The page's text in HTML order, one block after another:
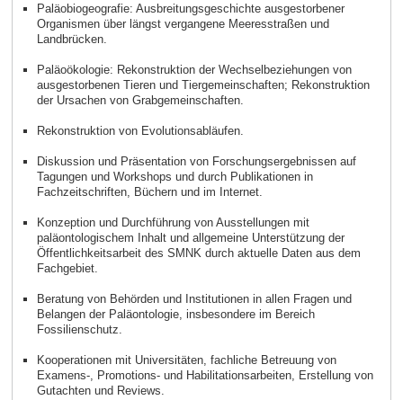
Paläobiogeografie: Ausbreitungsgeschichte ausgestorbener
Organismen über längst vergangene Meeresstraßen und
Landbrücken.
Paläoökologie: Rekonstruktion der Wechselbeziehungen von
ausgestorbenen Tieren und Tiergemeinschaften; Rekonstruktion
der Ursachen von Grabgemeinschaften.
Rekonstruktion von Evolutionsabläufen.
Diskussion und Präsentation von Forschungsergebnissen auf
Tagungen und Workshops und durch Publikationen in
Fachzeitschriften, Büchern und im Internet.
Konzeption und Durchführung von Ausstellungen mit
paläontologischem Inhalt und allgemeine Unterstützung der
Öffentlichkeitsarbeit des SMNK durch aktuelle Daten aus dem
Fachgebiet.
Beratung von Behörden und Institutionen in allen Fragen und
Belangen der Paläontologie, insbesondere im Bereich
Fossilienschutz.
Kooperationen mit Universitäten, fachliche Betreuung von
Examens-, Promotions- und Habilitationsarbeiten, Erstellung von
Gutachten und Reviews.